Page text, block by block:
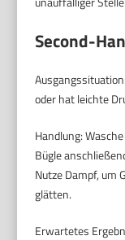
Second-
oder hat leichte
Handlung:
Bügle
Nutze Dampf, um
glätten.
Erwartetes